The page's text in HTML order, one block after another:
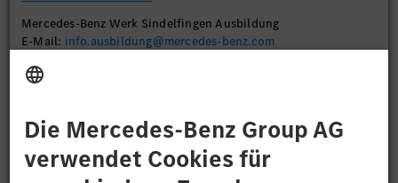
Mercedes-Benz Werk Sindelfingen Ausbildung
E-Mail: info.ausbildung@mercedes-benz.com
Bewerben